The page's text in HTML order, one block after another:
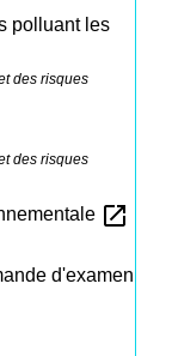
polluant les
des risques
des risques
open_in_new
d'examen